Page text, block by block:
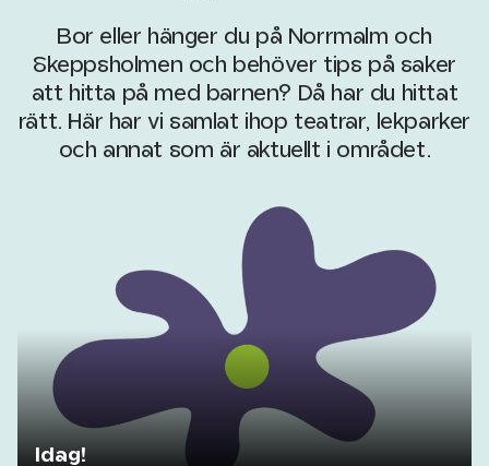
Bor eller hänger du på Norrmalm och
Skeppsholmen och behöver tips på saker
att hitta på med barnen? Då har du hittat
rätt. Här har vi samlat ihop teatrar, lekparker
och annat som är aktuellt i området.
Idag!